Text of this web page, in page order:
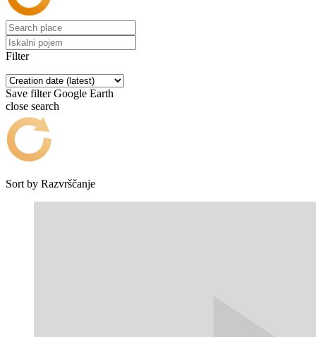
Filter
Save filter Google Earth
close search
Sort by Razvrščanje